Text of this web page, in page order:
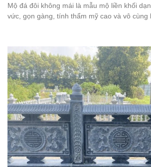
Mộ đá đôi không mái là mẫu mộ liền khối
vức, gọn gàng, tính thẩm mỹ cao và vô cùng